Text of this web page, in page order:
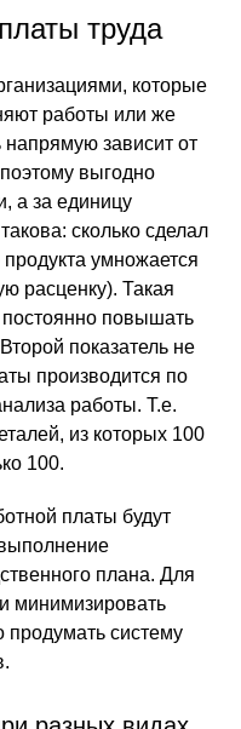
труда
которые
работы или же
зависит от
выгодно
а за единицу
сколько сделал
умножается
расценку). Такая
повышать
показатель не
производится по
работы. Т.е.
из которых 100
100.
платы будут
плана. Для
минимизировать
систему